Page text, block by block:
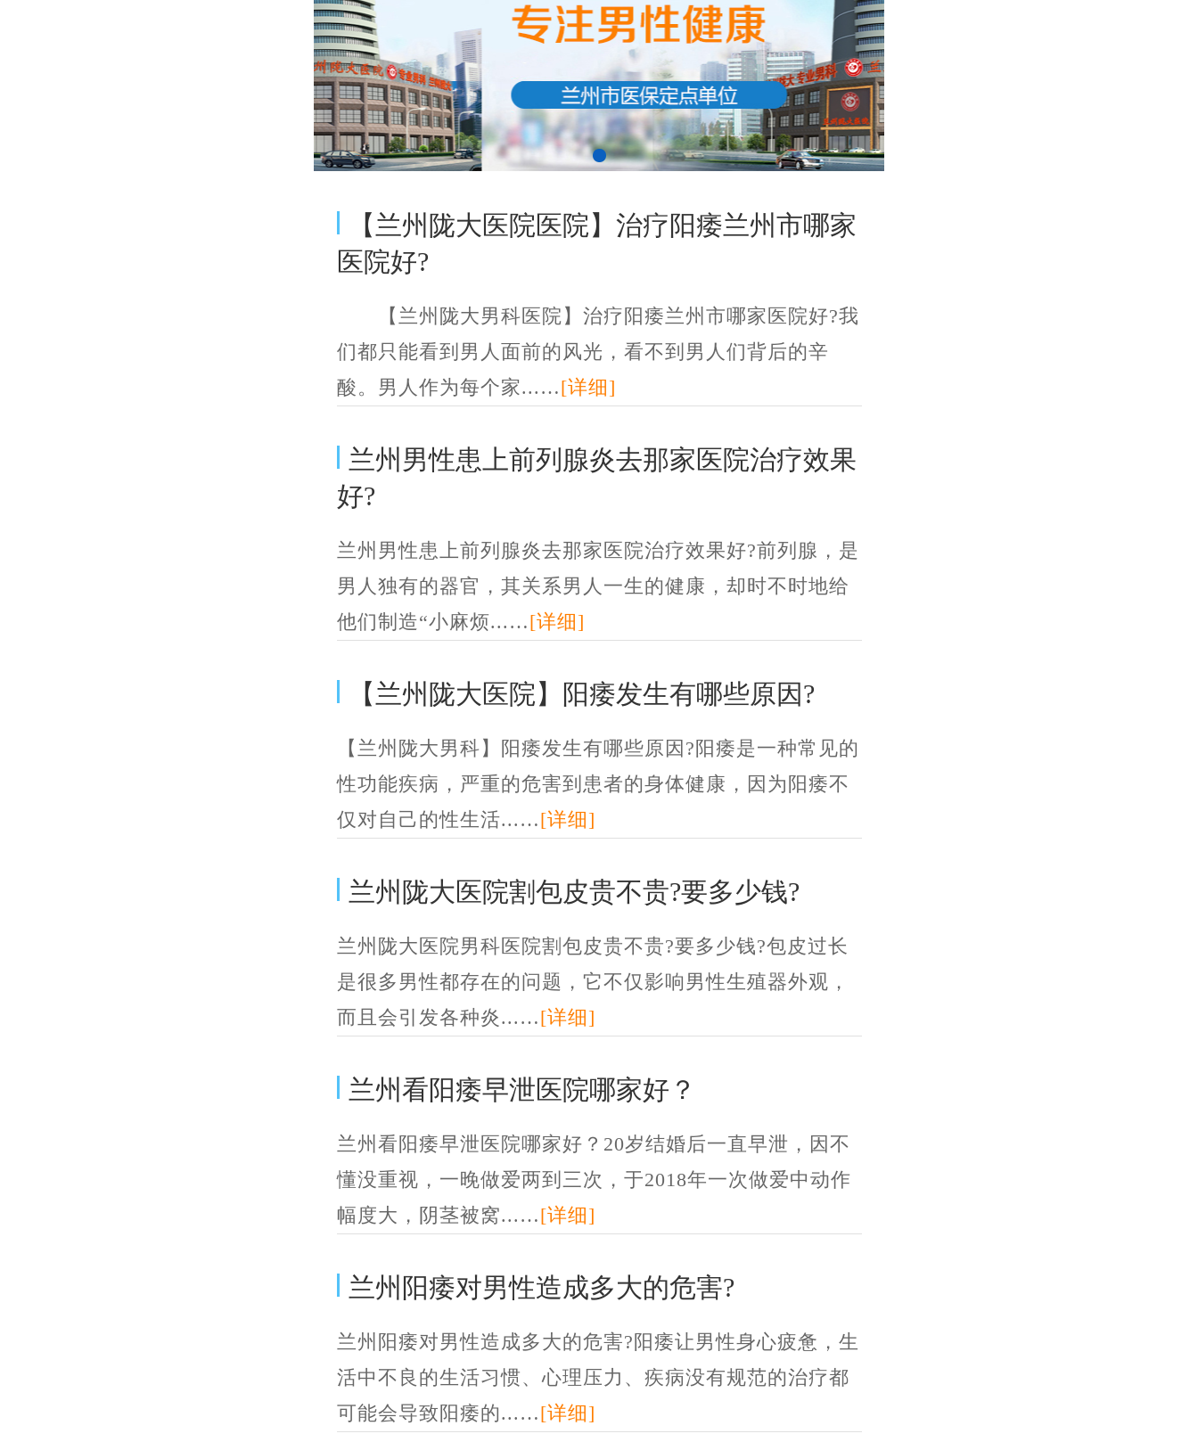
【兰州陇大医院医院】治疗阳痿兰州市哪家
医院好?
【兰州陇大男科医院】治疗阳痿兰州市哪家医院好?我
们都只能看到男人面前的风光，看不到男人们背后的辛
酸。男人作为每个家...…[详细]
兰州男性患上前列腺炎去那家医院治疗效果
好?
兰州男性患上前列腺炎去那家医院治疗效果好?前列腺，是
男人独有的器官，其关系男人一生的健康，却时不时地给
他们制造“小麻烦...…[详细]
【兰州陇大医院】阳痿发生有哪些原因?
【兰州陇大男科】阳痿发生有哪些原因?阳痿是一种常见的
性功能疾病，严重的危害到患者的身体健康，因为阳痿不
仅对自己的性生活...…[详细]
兰州陇大医院割包皮贵不贵?要多少钱?
兰州陇大医院男科医院割包皮贵不贵?要多少钱?包皮过长
是很多男性都存在的问题，它不仅影响男性生殖器外观，
而且会引发各种炎...…[详细]
兰州看阳痿早泄医院哪家好？
兰州看阳痿早泄医院哪家好？20岁结婚后一直早泄，因不
懂没重视，一晚做爱两到三次，于2018年一次做爱中动作
幅度大，阴茎被窝...…[详细]
兰州阳痿对男性造成多大的危害?
兰州阳痿对男性造成多大的危害?阳痿让男性身心疲惫，生
活中不良的生活习惯、心理压力、疾病没有规范的治疗都
可能会导致阳痿的...…[详细]